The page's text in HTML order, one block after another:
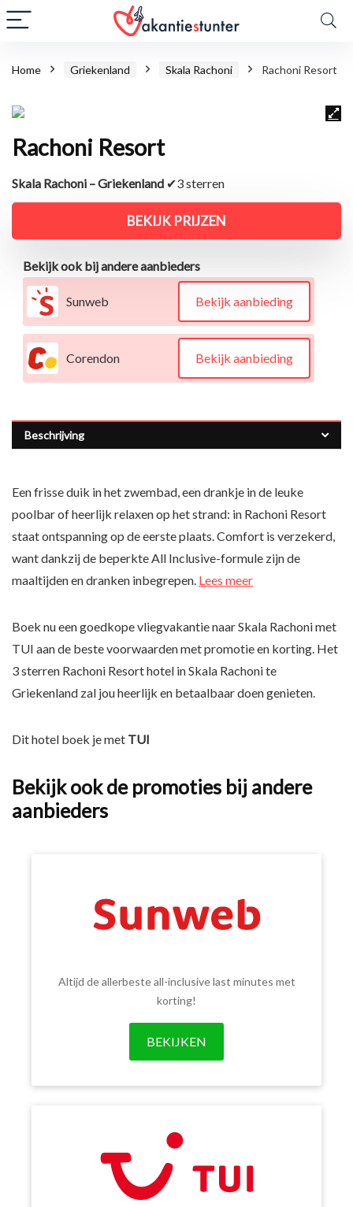
Home Griekenland Skala Rachoni Rachoni Resort
Rachoni Resort
Skala Rachoni – Griekenland ✔3 sterren
BEKIJK PRIJZEN
Bekijk ook bij andere aanbieders
Sunweb Bekijk aanbieding
Corendon Bekijk aanbieding
Beschrijving
Een frisse duik in het zwembad, een drankje in de leuke
poolbar of heerlijk relaxen op het strand: in Rachoni Resort
staat ontspanning op de eerste plaats. Comfort is verzekerd,
want dankzij de beperkte All Inclusive-formule zijn de
maaltijden en dranken inbegrepen. Lees meer
Boek nu een goedkope vliegvakantie naar Skala Rachoni met
TUI aan de beste voorwaarden met promotie en korting. Het
3 sterren Rachoni Resort hotel in Skala Rachoni te
Griekenland zal jou heerlijk en betaalbaar doen genieten.
Dit hotel boek je met TUI
Bekijk ook de promoties bij andere
aanbieders
Altijd de allerbeste all-inclusive last minutes met
korting!
BEKIJKEN